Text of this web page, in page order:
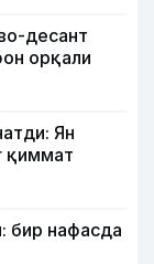
десант
орқали
Ян
қиммат
бир нафасда